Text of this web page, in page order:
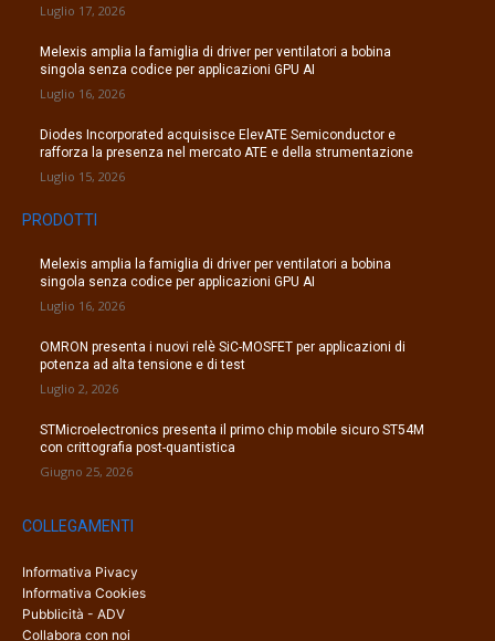
Luglio 17, 2026
Melexis amplia la famiglia di driver per ventilatori a bobina
singola senza codice per applicazioni GPU AI
Luglio 16, 2026
Diodes Incorporated acquisisce ElevATE Semiconductor e
rafforza la presenza nel mercato ATE e della strumentazione
Luglio 15, 2026
PRODOTTI
Melexis amplia la famiglia di driver per ventilatori a bobina
singola senza codice per applicazioni GPU AI
Luglio 16, 2026
OMRON presenta i nuovi relè SiC-MOSFET per applicazioni di
potenza ad alta tensione e di test
Luglio 2, 2026
STMicroelectronics presenta il primo chip mobile sicuro ST54M
con crittografia post-quantistica
Giugno 25, 2026
COLLEGAMENTI
Informativa Pivacy
Informativa Cookies
Pubblicità - ADV
Collabora con noi